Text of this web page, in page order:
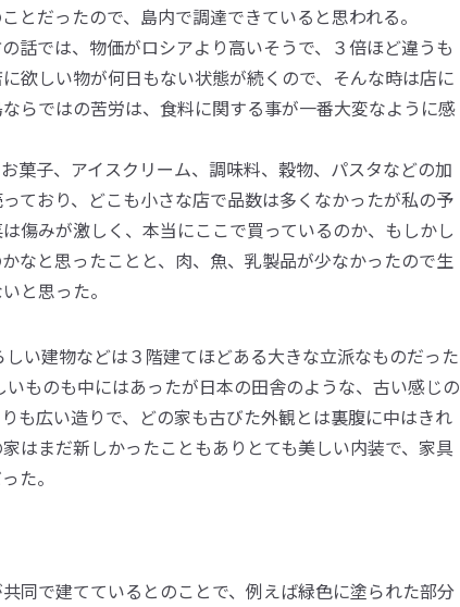
とだったので、島内で調達できていると思われる。
話では、物価がロシアより高いそうで、３倍ほど違うも
欲しい物が何日もない状態が続くので、そんな時は店に
らではの苦労は、食料に関する事が一番大変なように感
菓子、アイスクリーム、調味料、穀物、パスタなどの加
ており、どこも小さな店で品数は多くなかったが私の予
傷みが激しく、本当にここで買っているのか、もしかし
なと思ったことと、肉、魚、乳製品が少なかったので生
と思った。
い建物などは３階建てほどある大きな立派なものだった
ものも中にはあったが日本の田舎のような、古い感じの
も広い造りで、どの家も古びた外観とは裏腹に中はきれ
はまだ新しかったこともありとても美しい内装で、家具
た。
同で建てているとのことで、例えば緑色に塗られた部分